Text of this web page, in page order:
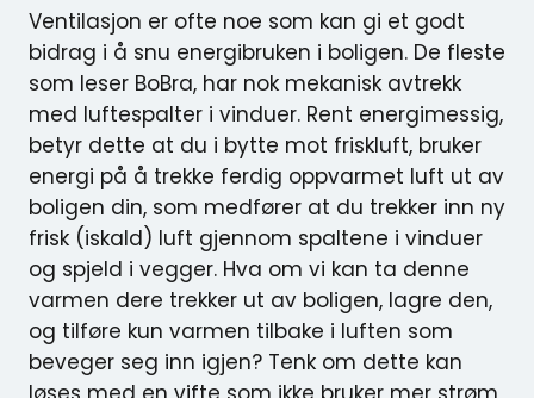
Ventilasjon er ofte noe som kan gi et godt
bidrag i å snu energibruken i boligen. De fleste
som leser BoBra, har nok mekanisk avtrekk
med luftespalter i vinduer. Rent energimessig,
betyr dette at du i bytte mot friskluft, bruker
energi på å trekke ferdig oppvarmet luft ut av
boligen din, som medfører at du trekker inn ny
frisk (iskald) luft gjennom spaltene i vinduer
og spjeld i vegger. Hva om vi kan ta denne
varmen dere trekker ut av boligen, lagre den,
og tilføre kun varmen tilbake i luften som
beveger seg inn igjen? Tenk om dette kan